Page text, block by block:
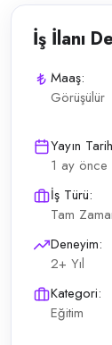
İş İlanı
Maaş:
Görüşülür
Yayın
1 ay önce
İş Türü:
Tam
Deneyim:
2+ Yıl
Kategori:
Eğitim